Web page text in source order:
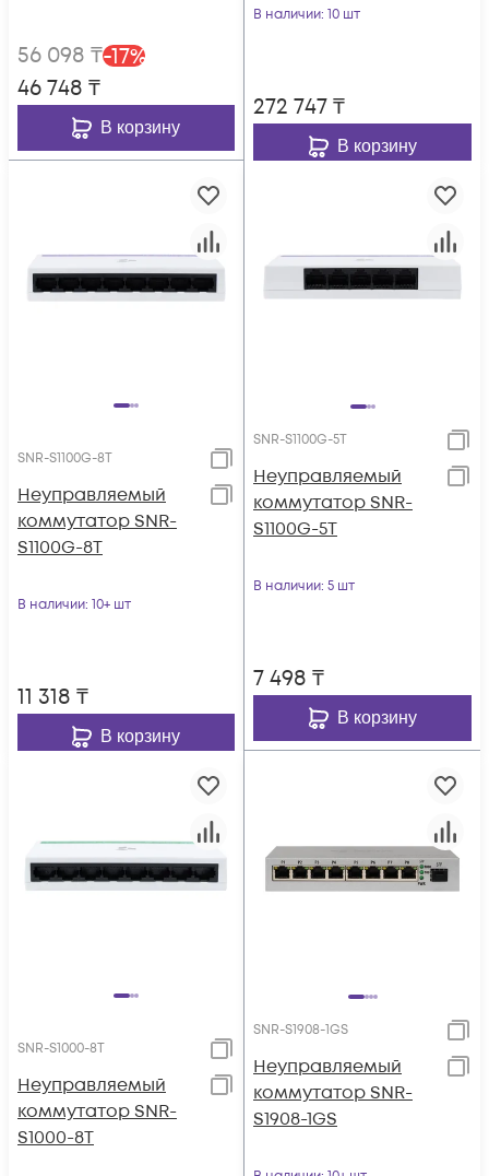
56 098 ₸-17%
46 748 ₸
В корзину
В наличии: 10 шт
272 747₸
В корзину
SNR-S1100G-8T
Неуправляемый
коммутатор SNR-
S1100G-8T
В наличии: 10+ шт
11 318 ₸
В корзину
SNR-S1100G-5T
Неуправляемый
коммутатор SNR-
S1100G-5T
В наличии: 5 шт
7 498 ₸
В корзину
SNR-S1000-8T
Неуправляемый
коммутатор SNR-
S1000-8T
SNR-S1908-1GS
Неуправляемый
коммутатор SNR-
S1908-1GS